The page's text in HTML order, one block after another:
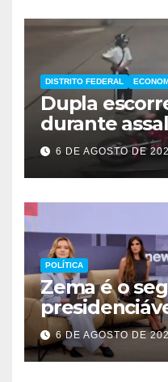
DISTRITO FEDERAL
Dupla
durante
Ceilândia
6 DE AGOSTO DE
POLÍTICA
Zema é o
pelo g1 e
6 DE AGOSTO DE